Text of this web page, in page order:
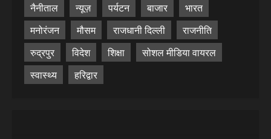
नैनीताल
न्यूज़ पर्यटन बाजार
भारत
मनोरंजन
मौसम राजधानी दिल्ली
राजनीति
रुद्रपुर
विदेश शिक्षा
सोशल मीडिया वायरल
स्वास्थ्य
हरिद्वार